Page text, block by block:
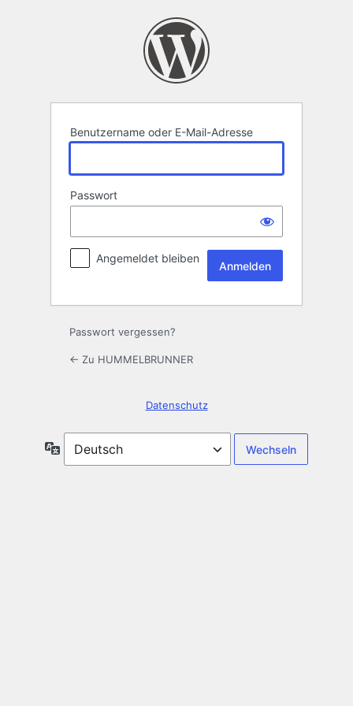
Benutzername oder E-Mail-Adresse
Passwort
Angemeldet bleiben
Passwort vergessen?
← Zu HUMMELBRUNNER
Datenschutz
Sprache